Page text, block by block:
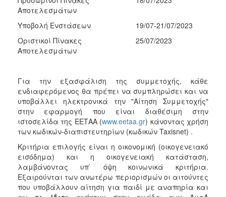
ΠΟΛΙΤΙΣΜΟΣ
Αποτελεσμάτων
Υποβολή Ενστάσεων
19/07-21/07/2023
Οριστικοί Πίνακες
Αποτελεσμάτων
25/07/2023
Για την εξασφάλιση της συμμετοχής, κάθε
ενδιαφερόμενος θα πρέπει να συμπληρώσει και να
υποβάλλει ηλεκτρονικά την "Αίτηση Συμμετοχής"
στην εφαρμογή που είναι διαθέσιμη στην
ιστοσελίδα της ΕΕΤΑΑ (www.eetaa.gr) κάνοντας χρήση
των κωδικών-διαπιστευτηρίων (κωδικών Taxisnet) .
Κριτήρια επιλογής είναι η οικονομική (οικογενειακό
εισόδημα) και η οικογενειακή κατάσταση,
λαμβάνοντας υπ` όψη κοινωνικά κριτήρια.
Εξαιρούνται των ανωτέρω περιορισμών οι αιτούντες
που υποβάλλουν αίτηση για παιδί με αναπηρία και